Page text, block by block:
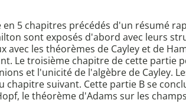
5 chapitres précédés d'un résumé
sont exposés d'abord avec leurs
les théorèmes de Cayley et de
Le troisième chapitre de cette partie
et l'unicité de l'algèbre de Cayley.
suivant. Cette partie B se
le théorème d'Adams sur les